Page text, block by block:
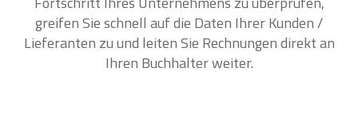
greifen Sie schnell auf die Daten Ihrer Kunden /
Lieferanten zu und leiten Sie Rechnungen direkt an
Ihren Buchhalter weiter.